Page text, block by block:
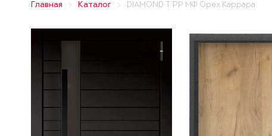
Главная Каталог DIAMOND T РР МФ Орех Каррара